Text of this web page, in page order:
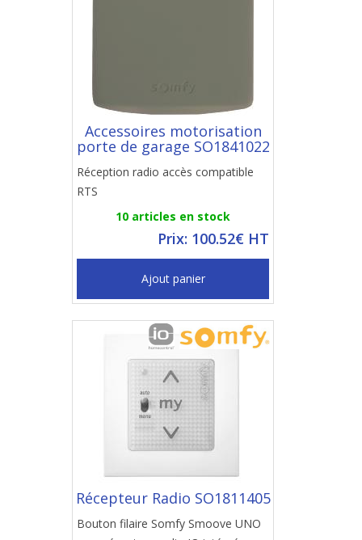
Accessoires motorisation
porte de garage SO1841022
Réception radio accès compatible
RTS
10 articles en stock
Prix: 100.52€ HT
Ajout panier
Récepteur Radio SO1811405
Bouton filaire Somfy Smoove UNO